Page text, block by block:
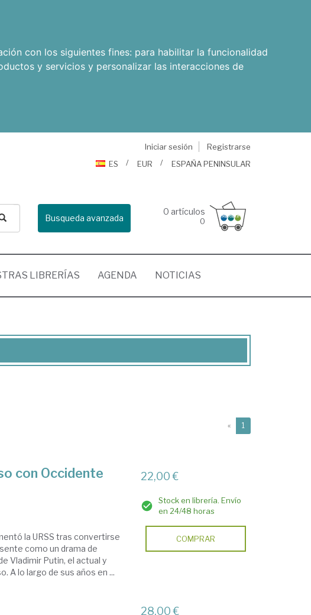
con los siguientes fines: para habilitar la funcionalidad
y servicios y personalizar las interacciones de
Iniciar sesión
Registrarse
ES
EUR ESPAÑA PENINSULAR
Busqueda avanzada
0 artículos
0
LIBRERÍAS AGENDA NOTICIAS
« 1
con Occidente
la URSS tras convertirse
como un drama de
Vladimir Putin, el actual y
A lo largo de sus años en ...
22,00 €
Stock en librería. Envío
en 24/48 horas
COMPRAR
28,00 €